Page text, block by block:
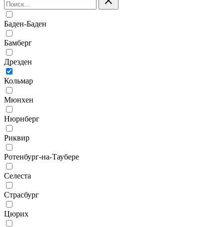
Баден-Баден
Бамберг
Дрезден
Кольмар
Мюнхен
Нюрнберг
Риквир
Ротенбург-на-Таубере
Селеста
Страсбург
Цюрих